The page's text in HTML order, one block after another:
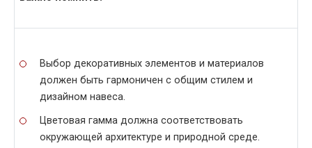
Выбор декоративных элементов и материалов
должен быть гармоничен с общим стилем и
дизайном навеса.
Цветовая гамма должна соответствовать
окружающей архитектуре и природной среде.